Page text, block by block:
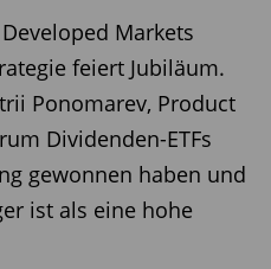
nicht zu
bietet zudem die
und Chancen zu
Performance-Quellen
Thema
um?
Markets
feiert Jubiläum.
Ponomarev, Product
Dividenden-ETFs
gewonnen haben und
ist als eine hohe